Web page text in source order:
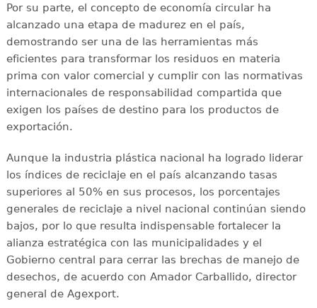
Por su parte, el concepto de economía circular ha
alcanzado una etapa de madurez en el país,
demostrando ser una de las herramientas más
eficientes para transformar los residuos en materia
prima con valor comercial y cumplir con las normativas
internacionales de responsabilidad compartida que
exigen los países de destino para los productos de
exportación.
Aunque la industria plástica nacional ha logrado liderar
los índices de reciclaje en el país alcanzando tasas
superiores al 50% en sus procesos, los porcentajes
generales de reciclaje a nivel nacional continúan siendo
bajos, por lo que resulta indispensable fortalecer la
alianza estratégica con las municipalidades y el
Gobierno central para cerrar las brechas de manejo de
desechos, de acuerdo con Amador Carballido, director
general de Agexport.